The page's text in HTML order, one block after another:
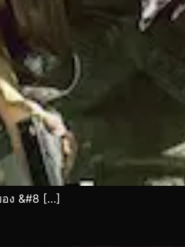
ง &#8 […]